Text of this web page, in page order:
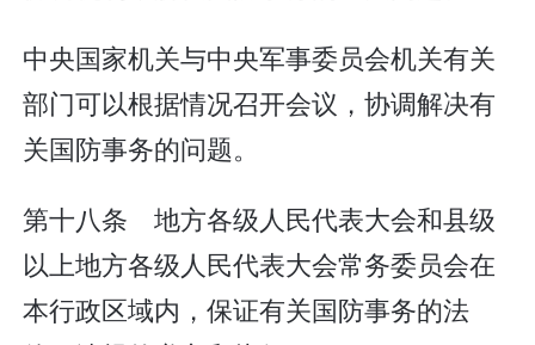
中央国家机关与中央军事委员会机关有关
部门可以根据情况召开会议，协调解决有
关国防事务的问题。
第十八条 地方各级人民代表大会和县级
以上地方各级人民代表大会常务委员会在
本行政区域内，保证有关国防事务的法